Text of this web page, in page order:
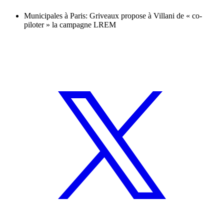
Municipales à Paris: Griveaux propose à Villani de « co-
piloter » la campagne LREM